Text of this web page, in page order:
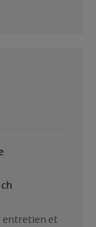
entretien et